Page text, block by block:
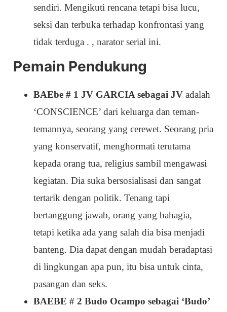
sendiri. Mengikuti rencana tetapi bisa lucu,
seksi dan terbuka terhadap konfrontasi yang
tidak terduga . , narator serial ini.
Pemain Pendukung
BAEbe # 1 JV GARCIA sebagai JVadalah
‘CONSCIENCE’ dari keluarga dan teman-
temannya, seorang yang cerewet. Seorang pria
yang konservatif, menghormati terutama
kepada orang tua, religius sambil mengawasi
kegiatan. Dia suka bersosialisasi dan sangat
tertarik dengan politik. Tenang tapi
bertanggung jawab, orang yang bahagia,
tetapi ketika ada yang salah dia bisa menjadi
banteng. Dia dapat dengan mudah beradaptasi
di lingkungan apa pun, itu bisa untuk cinta,
pasangan dan seks.
BAEBE # 2 Budo Ocampo sebagai ‘Budo’